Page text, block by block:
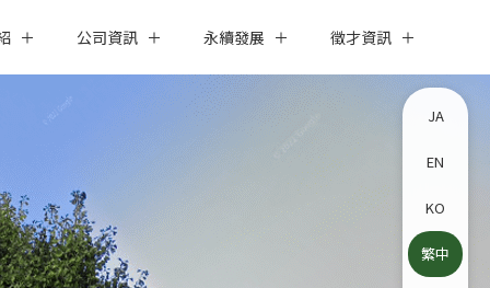
JA
EN
KO
繁中
公司資訊 永續發展 徵才資訊